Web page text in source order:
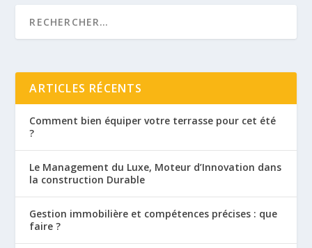
ARTICLES RÉCENTS
Comment bien équiper votre terrasse pour cet été
?
Le Management du Luxe, Moteur d’Innovation dans
la construction Durable
Gestion immobilière et compétences précises : que
faire ?